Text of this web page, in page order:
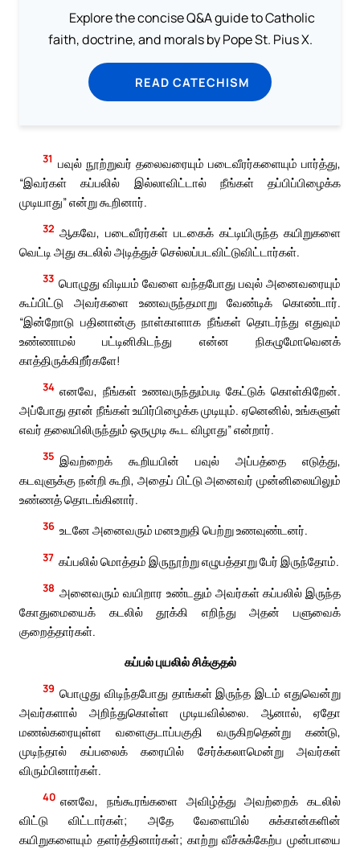
Explore the concise Q&A guide to Catholic
faith, doctrine, and morals by Pope St. Pius X.
READ CATECHISM
31 பவுல் நூற்றுவர் தலைவரையும் படைவீரர்களையும் பார்த்து,
“இவர்கள் கப்பலில் இல்லாவிட்டால் நீங்கள் தப்பிப்பிழைக்க
முடியாது” என்று கூறினார்.
32 ஆகவே, படைவீரர்கள் படகைக் கட்டியிருந்த கயிறுகளை
வெட்டி அது கடலில் அடித்துச் செல்லப்படவிட்டுவிட்டார்கள்.
33 பொழுது விடியம் வேளை வந்தபோது பவுல் அனைவரையும்
கூப்பிட்டு அவர்களை உணவருந்தமாறு வேண்டிக் கொண்டார்.
“இன்றோடு பதினான்கு நாள்காளாக நீங்கள் தொடர்ந்து எதுவும்
உண்ணாமல் பட்டினிகிடந்து என்ன நிகழுமோவெனக்
காத்திருக்கிறீர்களே!
34 எனவே, நீங்கள் உணவருந்தும்படி கேட்டுக் கொள்கிறேன்.
அப்போது தான் நீங்கள் உயிர்பிழைக்க முடியும். ஏனெனில், உங்களுள்
எவர் தலையிலிருந்தும் ஒருமுடி கூட விழாது” என்றார்.
35 இவற்றைக் கூறியபின் பவுல் அப்பத்தை எடுத்து,
கடவுளுக்கு நன்றி கூறி, அதைப் பிட்டு அனைவர் முன்னிலையிலும்
உண்ணத் தொடங்கினார்.
36 உடனே அனைவரும் மனஉறுதி பெற்று உணவுண்டனர்.
37 கப்பலில் மொத்தம் இருநூற்று எழுபத்தாறு பேர் இருந்தோம்.
38 அனைவரும் வயிறார உண்டதும் அவர்கள் கப்பலில் இருந்த
கோதுமையைக் கடலில் தூக்கி எறிந்து அதன் பளுவைக்
குறைத்தார்கள்.
கப்பல் புயலில் சிக்குதல்
39 பொழுது விடிந்தபோது தாங்கள் இருந்த இடம் எதுவென்று
அவர்களால் அறிந்துகொள்ள முடியவில்லை. ஆனால், ஏதோ
மணல்கரையுள்ள வளைகுடாப்பகுதி வருகிறதென்று கண்டு,
முடிந்தால் கப்பலைக் கரையில் சேர்க்கலாமென்று அவர்கள்
விரும்பினார்கள்.
40 எனவே, நங்கூரங்களை அவிழ்த்து அவற்றைக் கடலில்
விட்டு விட்டார்கள்; அதே வேளையில் சுக்கான்களின்
கயிறுகளையும் தளர்த்தினார்கள்; காற்று வீச்சுக்கேற்ப முன்பாயை